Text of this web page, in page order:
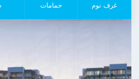
غرف نوم حمامات